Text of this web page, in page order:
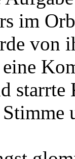
im
von